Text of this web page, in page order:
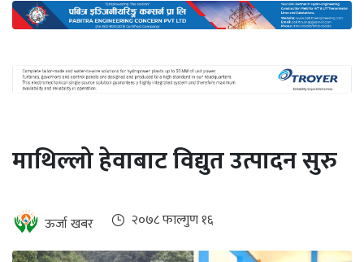
ऊर्जा
दक्षता
खबर
हाइड्रोजन
इभी
माथिल्लो हेवाबाट विद्युत उत्पादन सुरु
ऊर्जा खबर २०७८ फाल्गुण १६